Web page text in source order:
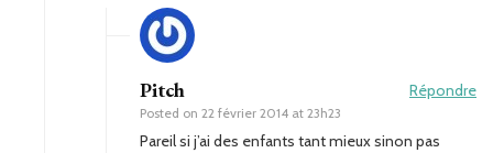
Pitch
Posted on 22 février 2014 at 23h23
Répondre
Pareil si j’ai des enfants tant mieux sinon pas